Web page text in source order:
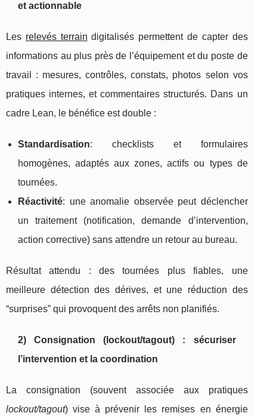
et actionnable
Les relevés terrain digitalisés permettent de capter des
informations au plus près de l’équipement et du poste de
travail : mesures, contrôles, constats, photos selon vos
pratiques internes, et commentaires structurés. Dans un
cadre Lean, le bénéfice est double :
Standardisation: checklists et formulaires
homogènes, adaptés aux zones, actifs ou types de
tournées.
Réactivité: une anomalie observée peut déclencher
un traitement (notification, demande d’intervention,
action corrective) sans attendre un retour au bureau.
Résultat attendu : des tournées plus fiables, une
meilleure détection des dérives, et une réduction des
“surprises” qui provoquent des arrêts non planifiés.
2) Consignation (lockout/tagout) : sécuriser
l’intervention et la coordination
La consignation (souvent associée aux pratiques
lockout/tagout) vise à prévenir les remises en énergie